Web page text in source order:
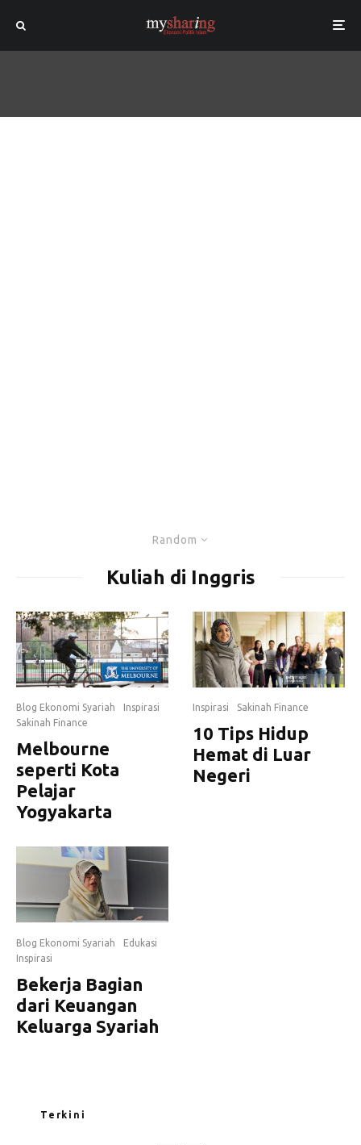
Random
Kuliah di Inggris
Blog Ekonomi Syariah
Inspirasi
Sakinah Finance
Melbourne
seperti Kota
Pelajar
Yogyakarta
Blog Ekonomi Syariah
Edukasi
Inspirasi
Bekerja Bagian
dari Keuangan
Keluarga Syariah
Inspirasi Sakinah Finance
10 Tips Hidup
Hemat di Luar
Negeri
Terkini